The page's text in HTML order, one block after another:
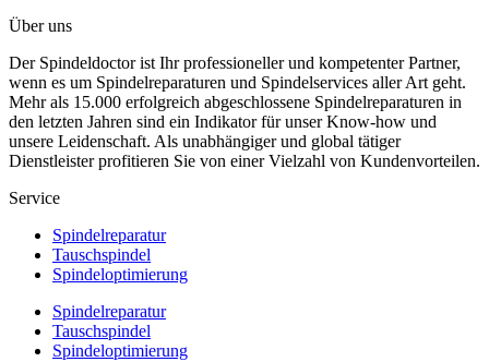
Über uns
Der Spindeldoctor ist Ihr professioneller und kompetenter Partner,
wenn es um Spindelreparaturen und Spindelservices aller Art geht.
Mehr als 15.000 erfolgreich abgeschlossene Spindelreparaturen in
den letzten Jahren sind ein Indikator für unser Know-how und
unsere Leidenschaft. Als unabhängiger und global tätiger
Dienstleister profitieren Sie von einer Vielzahl von Kundenvorteilen.
Service
Spindelreparatur
Tauschspindel
Spindeloptimierung
Spindelreparatur
Tauschspindel
Spindeloptimierung